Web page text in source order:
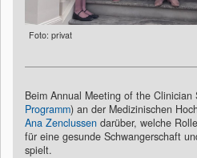
Foto: privat
Beim Annual Meeting of the Clinician
Programm) an der Medizinischen
Ana Zenclussen darüber, welche
für eine gesunde Schwangerschaft
spielt.